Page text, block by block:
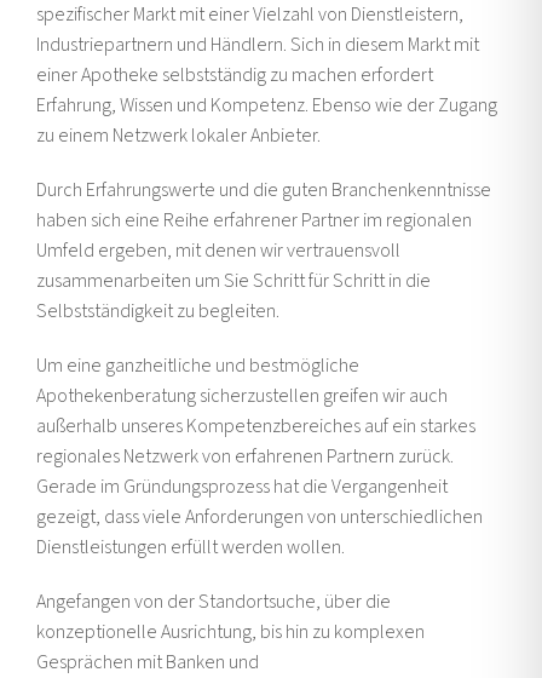
spezifischer Markt mit einer Vielzahl von Dienstleistern,
Industriepartnern und Händlern. Sich in diesem Markt mit
einer Apotheke selbstständig zu machen erfordert
Erfahrung, Wissen und Kompetenz. Ebenso wie der Zugang
zu einem Netzwerk lokaler Anbieter.
Durch Erfahrungswerte und die guten Branchenkenntnisse
haben sich eine Reihe erfahrener Partner im regionalen
Umfeld ergeben, mit denen wir vertrauensvoll
zusammenarbeiten um Sie Schritt für Schritt in die
Selbstständigkeit zu begleiten.
Um eine ganzheitliche und bestmögliche
Apothekenberatung sicherzustellen greifen wir auch
außerhalb unseres Kompetenzbereiches auf ein starkes
regionales Netzwerk von erfahrenen Partnern zurück.
Gerade im Gründungsprozess hat die Vergangenheit
gezeigt, dass viele Anforderungen von unterschiedlichen
Dienstleistungen erfüllt werden wollen.
Angefangen von der Standortsuche, über die
konzeptionelle Ausrichtung, bis hin zu komplexen
Gesprächen mit Banken und